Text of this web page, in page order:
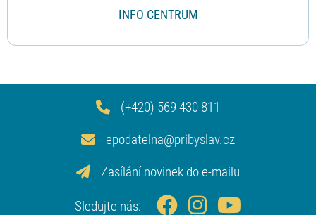
INFO CENTRUM
(+420) 569 430 811
epodatelna@pribyslav.cz
Zasílání novinek do e-mailu
Sledujte nás: